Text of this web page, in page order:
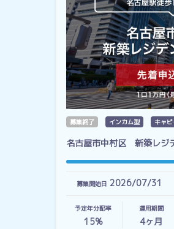
募集終了 インカム型 キャ
名古屋市中村区 新築レジ
募集開始日 2026/07/31
予定年分配率
15%
運用期間
4ヶ月